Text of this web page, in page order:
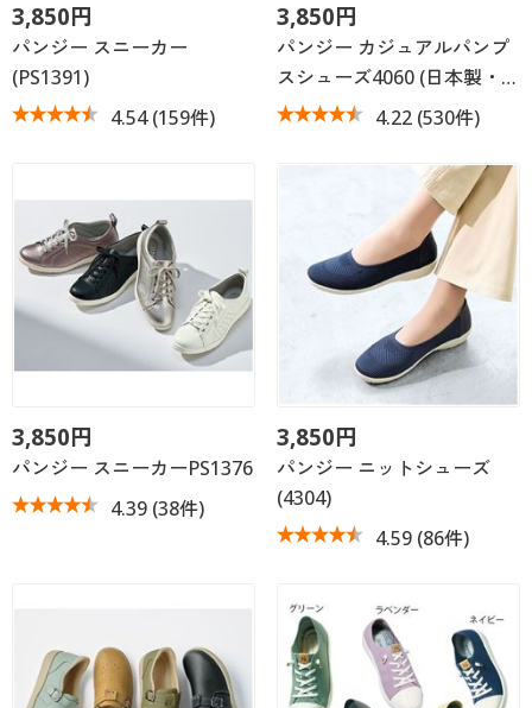
サポート
ご利用ガイド
ご利用ガイド
よくある質問とお問い合わせ
3,850円
パンジー スニーカー
(PS1391)
4.54(159件)
3,850円
パンジー カジュアルパンプ
スシューズ4060 (日本製・…
4.22(530件)
3,850円
パンジー スニーカーPS1376
4.39 (38件)
3,850円
パンジー ニットシューズ
(4304)
4.59(86件)